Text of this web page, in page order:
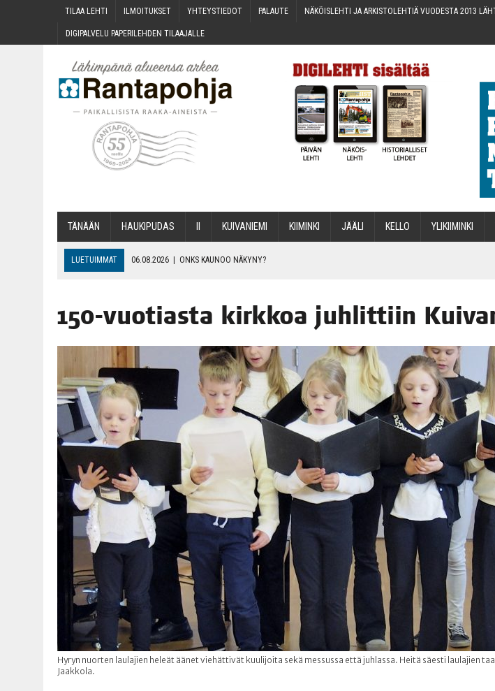
TILAA LEH­TI ILMOI­TUK­SET YHTEYS­TIE­DOT PALAU­TE NÄKÖIS­LEH­TI JA ARKIS­TO­LEH­TIÄ VUO­DES­TA 2013
DIGI­PAL­VE­LU PAPE­RI­LEH­DEN TILAAJALLE
TÄNÄÄN HAU­KI­PU­DAS KUI­VA­NIE­MI KII­MIN­KI JÄÄ­LI KEL­LO YLI­KII­MIN­KI
LUETUIMMAT 06.08.2026 | ONKS KAU­NOO NÄKYNY?
OPIN­TOI­HIN KAN­SA­LAIS­OPIS­TOS­SA VOI SAA­DA AVUSTUSTA
06.08.2026
KII­MIN­KI­PÄI­VÄT JÄR­JES­TE­TÄÄN PERIN­TEI­TÄ KUNNIOITTAEN
150-vuo­tias­ta kirk­koa juh­lit­tiin
Hyryn nuorten laulajien heleät äänet viehättivät kuulijoita sekä messussa että juhlassa. Heitä säesti laulajien
Jaakkola.